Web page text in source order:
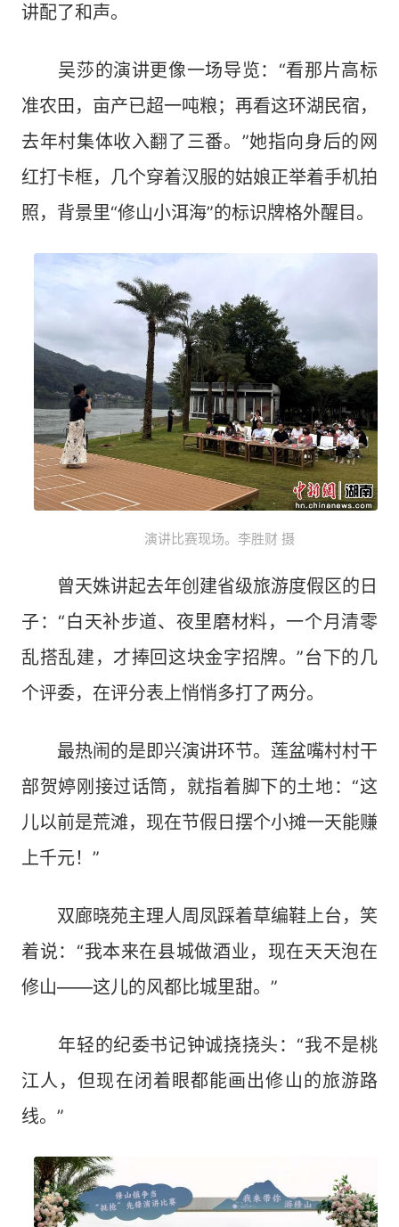
讲配了和声。
吴莎的演讲更像一场导览：“看那片高标
准农田，亩产已超一吨粮；再看这环湖民宿，
去年村集体收入翻了三番。”她指向身后的网
红打卡框，几个穿着汉服的姑娘正举着手机拍
照，背景里“修山小洱海”的标识牌格外醒目。
演讲比赛现场。李胜财 摄
曾天姝讲起去年创建省级旅游度假区的日
子：“白天补步道、夜里磨材料，一个月清零
乱搭乱建，才捧回这块金字招牌。”台下的几
个评委，在评分表上悄悄多打了两分。
最热闹的是即兴演讲环节。莲盆嘴村村干
部贺婷刚接过话筒，就指着脚下的土地：“这
儿以前是荒滩，现在节假日摆个小摊一天能赚
上千元！”
双廊晓苑主理人周凤踩着草编鞋上台，笑
着说：“我本来在县城做酒业，现在天天泡在
修山——这儿的风都比城里甜。”
年轻的纪委书记钟诚挠挠头：“我不是桃
江人，但现在闭着眼都能画出修山的旅游路
线。”